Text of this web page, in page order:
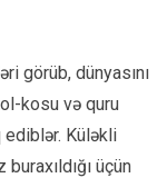
görüb, dünyasını
kosu və quru
ediblər. Küləkli
üçün